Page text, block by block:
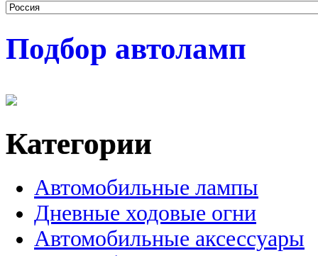
Подбор автоламп
Категории
Автомобильные лампы
Дневные ходовые огни
Автомобильные аксессуары